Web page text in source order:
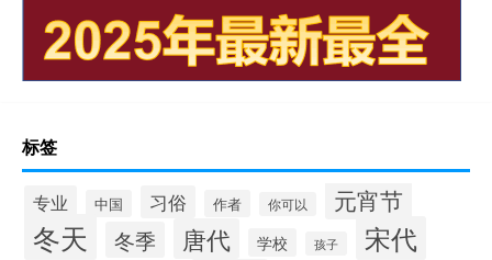
标签
专业 中国 习俗 作者 你可以 元宵节
冬天 冬季 唐代 学校 孩子 宋代